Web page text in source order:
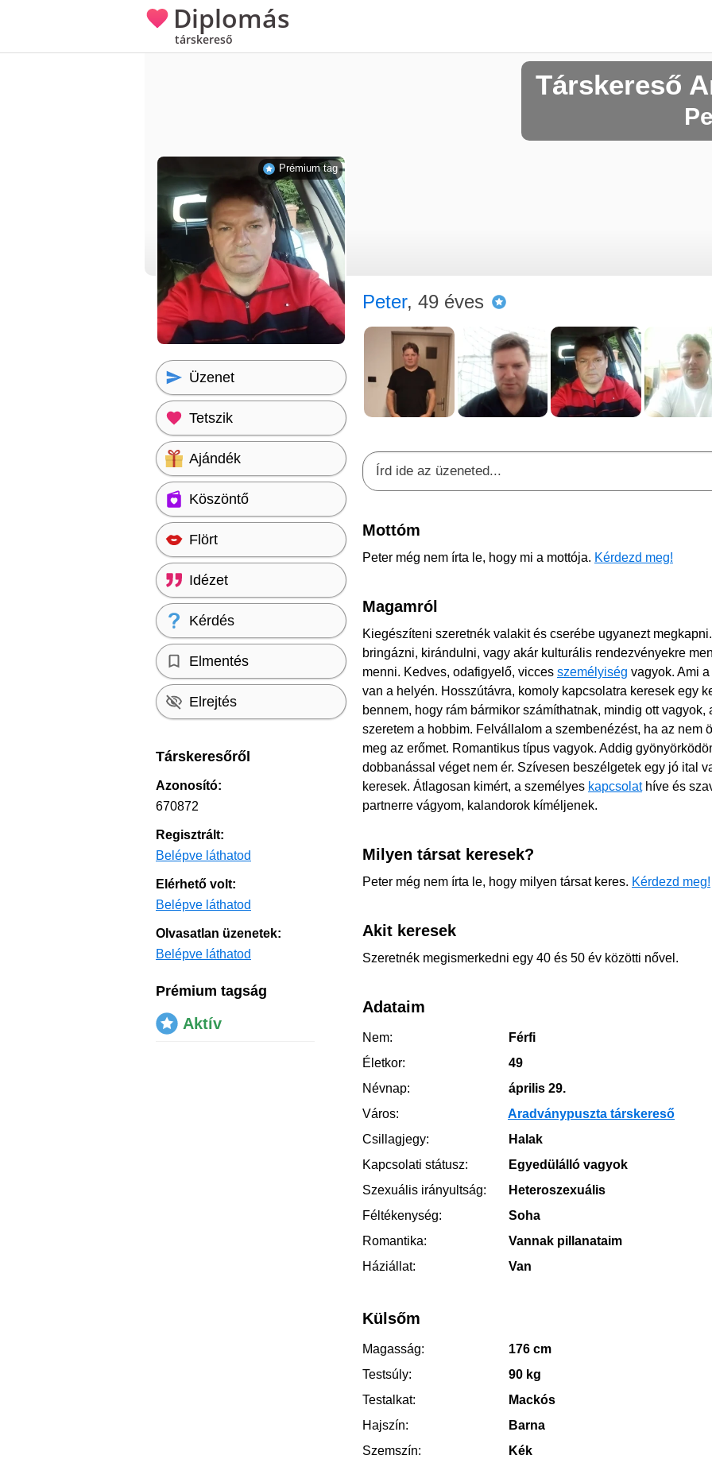
Diplomás
társkereső
Társkereső
Peter, 49 éves
Mottóm
Peter még nem írta le, hogy mi a mottója. Kérdezd meg!
Magamról
Kiegészíteni szeretnék valakit és cserébe ugyanezt
bringázni, kirándulni, vagy akár kulturális rendezvényekre
menni. Kedves, odafigyelő, vicces személyiség vagyok. Ami
van a helyén. Hosszútávra, komoly kapcsolatra keresek egy
bennem, hogy rám bármikor számíthatnak, mindig ott
szeretem a hobbim. Felvállalom a szembenézést, ha az nem
meg az erőmet. Romantikus típus vagyok. Addig
dobbanással véget nem ér. Szívesen beszélgetek egy jó ital
keresek. Átlagosan kimért, a személyes kapcsolathíve és
partnerre vágyom, kalandorok kíméljenek.
Milyen társat keresek?
Peter még nem írta le, hogy milyen társat keres. Kérdezd meg!
Akit keresek
Szeretnék megismerkedni egy 40 és 50 év közötti nővel.
Adataim
Nem:
Férfi
Életkor:
49
Névnap:
április 29.
Város:
Aradványpuszta társkereső
Csillagjegy:
Halak
Kapcsolati státusz:
Egyedülálló vagyok
Szexuális irányultság:
Heteroszexuális
Féltékenység:
Soha
Romantika:
Vannak pillanataim
Háziállat:
Van
Külsőm
Magasság:
176 cm
Testsúly:
90 kg
Testalkat:
Mackós
Hajszín:
Barna
Szemszín:
Kék
Prémium tag
Üzenet
Tetszik
Ajándék
Köszöntő
Flört
Idézet
Kérdés
Elmentés
Elrejtés
Társkeresőről
Azonosító:
670872
Regisztrált:
Belépve láthatod
Elérhető volt:
Belépve láthatod
Olvasatlan üzenetek:
Belépve láthatod
Prémium tagság
Aktív